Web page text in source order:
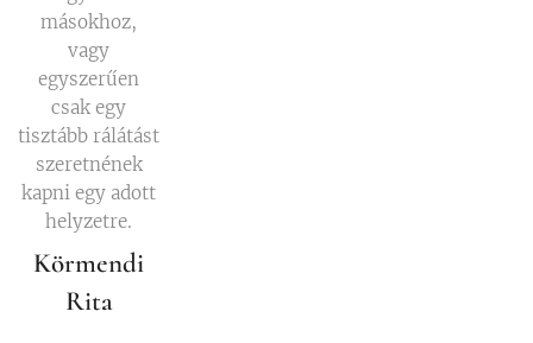
másokhoz,
vagy
egyszerűen
csak egy
tisztább rálátást
szeretnének
kapni egy adott
helyzetre.
Körmendi
Rita